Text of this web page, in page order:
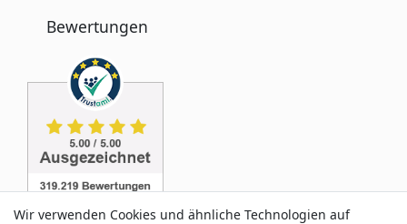
Bewertungen
Wir verwenden Cookies und ähnliche Technologien auf